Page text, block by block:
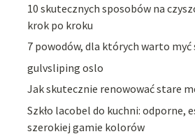
10 skutecznych sposobów na
krok po kroku
7 powodów, dla których warto myć
gulvsliping oslo
Jak skutecznie renowować stare
Szkło lacobel do kuchni: odporne,
szerokiej gamie kolorów